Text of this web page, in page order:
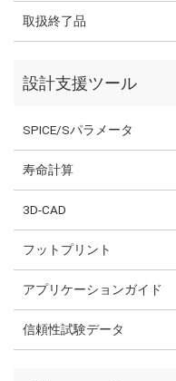
取扱終了品
設計支援ツール
SPICE/Sパラメータ
寿命計算
3D-CAD
フットプリント
アプリケーションガイド
信頼性試験データ